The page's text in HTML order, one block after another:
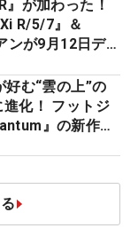
』が加わった！
R/5/7』＆
ンが9月12日デ
む“雲の上”の
化！ フットジ
』の新作を